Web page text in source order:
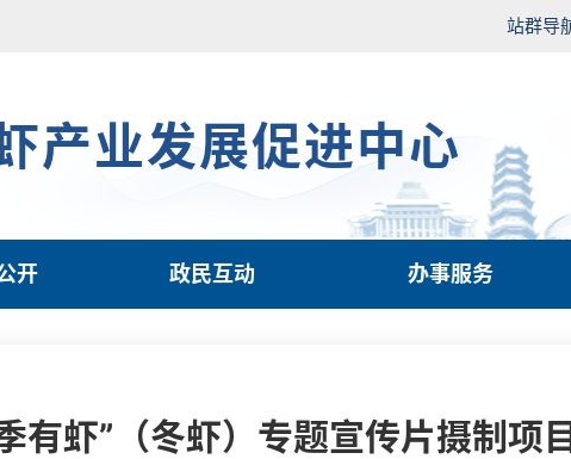
站群导
产业发展促进中心
开 政民互动 办事服务
有虾”（冬虾）专题宣传片摄制项